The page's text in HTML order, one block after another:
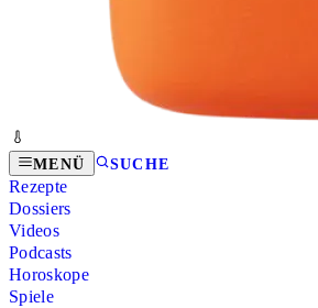
MENÜ SUCHE
Rezepte
Dossiers
Videos
Podcasts
Horoskope
Spiele